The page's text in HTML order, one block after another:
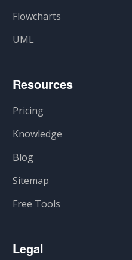
Flowcharts
UML
Resources
Pricing
Knowledge
Blog
Sitemap
Free Tools
Legal